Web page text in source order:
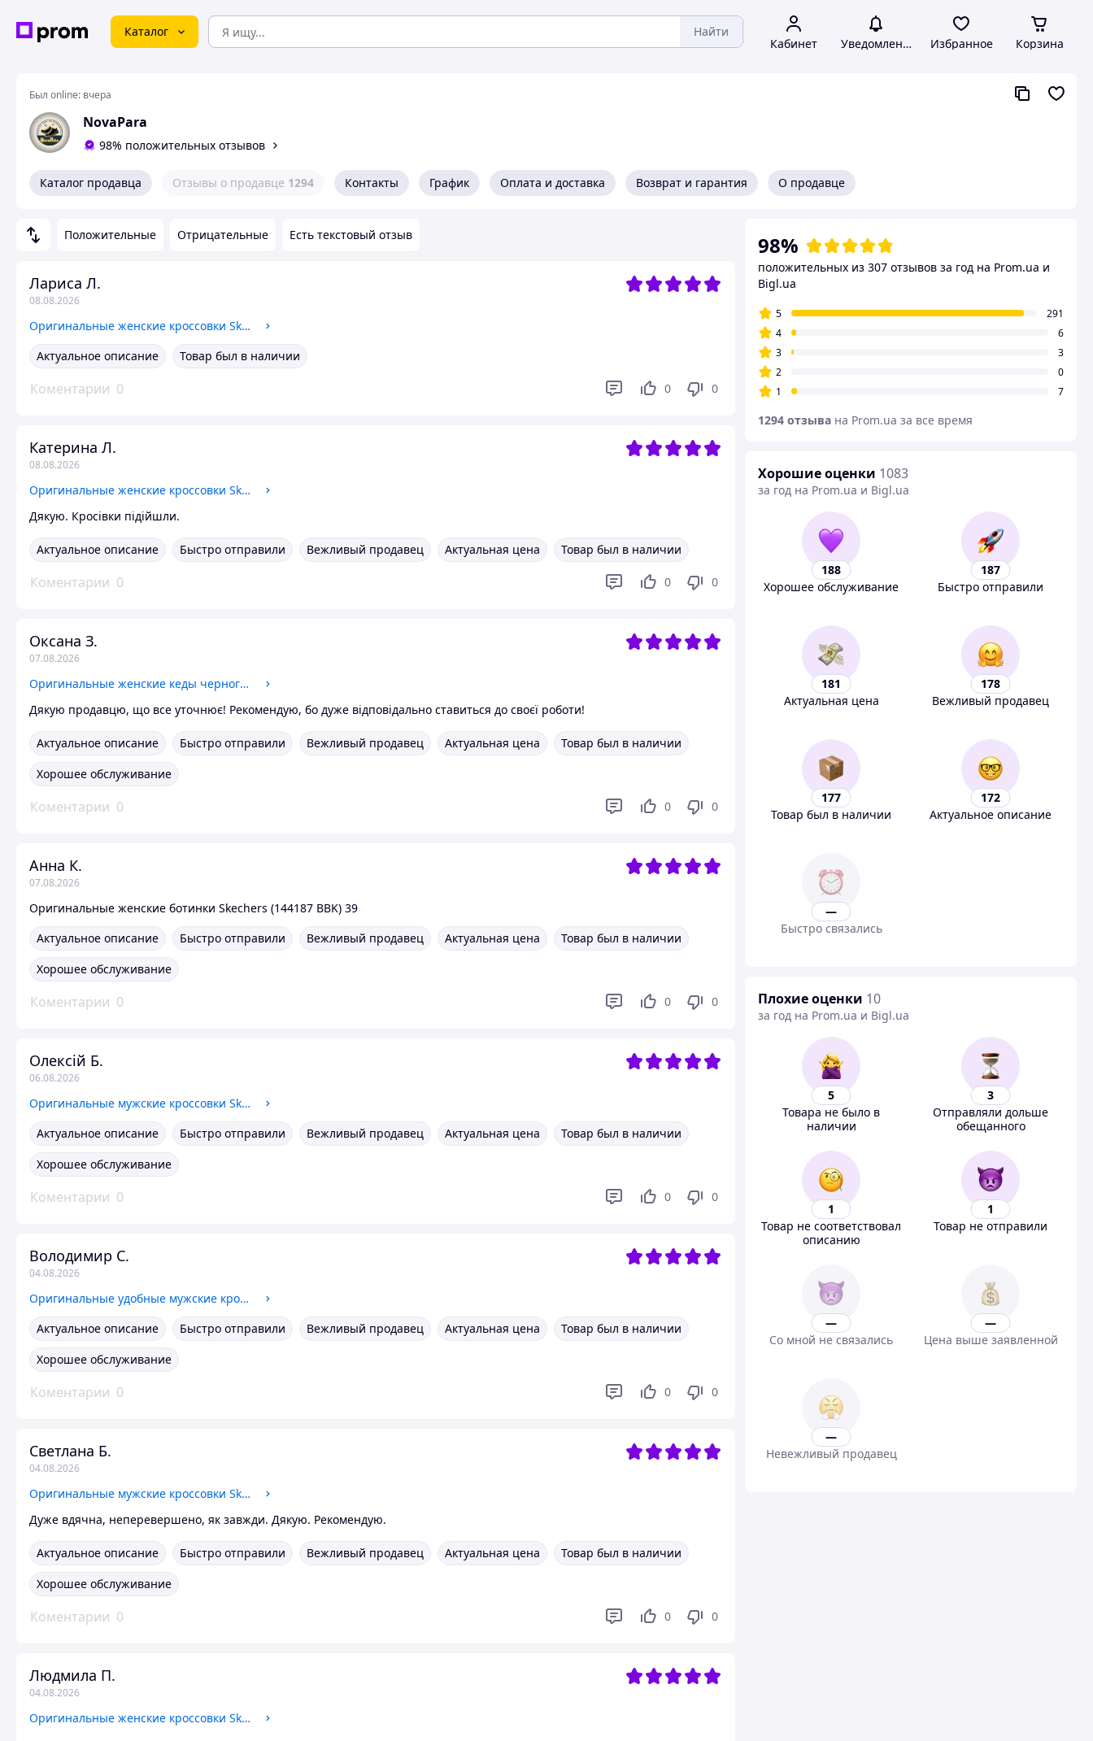
Каталог Найти
Кабинет Уведомления Избранное Корзина
Был online: вчера
NovaPara
98% положительных отзывов
Каталог продавца Отзывы о продавце 1294 Контакты График Оплата и доставка Возврат и гарантия О продавце
Положительные Отрицательные Есть текстовый отзыв
Лариса Л.
08.08.2026
Оригинальные женские кроссовки Skechers Bobs (32509 MVE ) 38
Актуальное описание
Товар был в наличии
Коментарии 0 0 0
Катерина Л.
08.08.2026
Оригинальные женские кроссовки Skechers с адаптацией под вашу стопу (117346 B) 37
Дякую. Кросівки підійшли.
Актуальное описание Быстро отправили Вежливый продавец Актуальная цена Товар был в наличии
Коментарии 0 0 0
Оксана З.
07.08.2026
Оригинальные женские кеды черного цвета (114150 BLK)
Дякую продавцю, що все уточнює! Рекомендую, бо дуже відповідально ставиться до своєї роботи!
Актуальное описание Быстро отправили Вежливый продавец Актуальная цена
Товар был в наличии
Хорошее обслуживание
Коментарии 0 0 0
Анна К.
07.08.2026
Оригинальные женские ботинки Skechers (144187 BBK) 39
Актуальное описание
Быстро отправили Вежливый продавец Актуальная цена
Товар был в наличии
Хорошее обслуживание
Коментарии 0 0 0
Олексій Б.
06.08.2026
Оригинальные мужские кроссовки Skechers (200254 BLK) 42 44
Актуальное описание
Быстро отправили Вежливый продавец Актуальная цена
Товар был в наличии
Хорошее обслуживание
Коментарии 0 0 0
Володимир С.
04.08.2026
Оригинальные удобные мужские кроссовки Skechers с эффектом памяти стопы (237215 BKCC)
Актуальное описание
Быстро отправили Вежливый продавец Актуальная цена
Товар был в наличии
Хорошее обслуживание
Коментарии 0 0 0
Светлана Б.
04.08.2026
Оригинальные мужские кроссовки Skechers (237744 BBK) 43
Дуже вдячна, неперевершено, як завжди. Дякую. Рекомендую.
Актуальное описание Быстро отправили Вежливый продавец Актуальная цена
Товар был в наличии
Хорошее обслуживание
Коментарии 0 0 0
Людмила П.
04.08.2026
Оригинальные женские кроссовки Skechers (32509 LTPK) 36.5
98%
положительных из 307 отзывов за год на Prom.ua и
Bigl.ua
5
291
4
6
3
3
2
0
1
7
1294 отзыва на Prom.ua за все время
Хорошие оценки 1083
за год на Prom.ua и Bigl.ua
188
Хорошее обслуживание
187
Быстро отправили
181
Актуальная цена
178
Вежливый продавец
177
Товар был в наличии
172
Актуальное описание
—
Быстро связались
Плохие оценки 10
за год на Prom.ua и Bigl.ua
5
Товара не было в
наличии
3
Отправляли дольше
обещанного
1
Товар не соответствовал
описанию
1
Товар не отправили
—
Со мной не связались
—
Цена выше заявленной
—
Невежливый продавец